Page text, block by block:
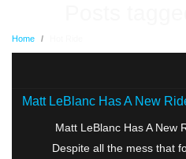
Posts
Home
Matt LeBlanc Has A New
Matt LeBlanc Has A
Despite all the mess